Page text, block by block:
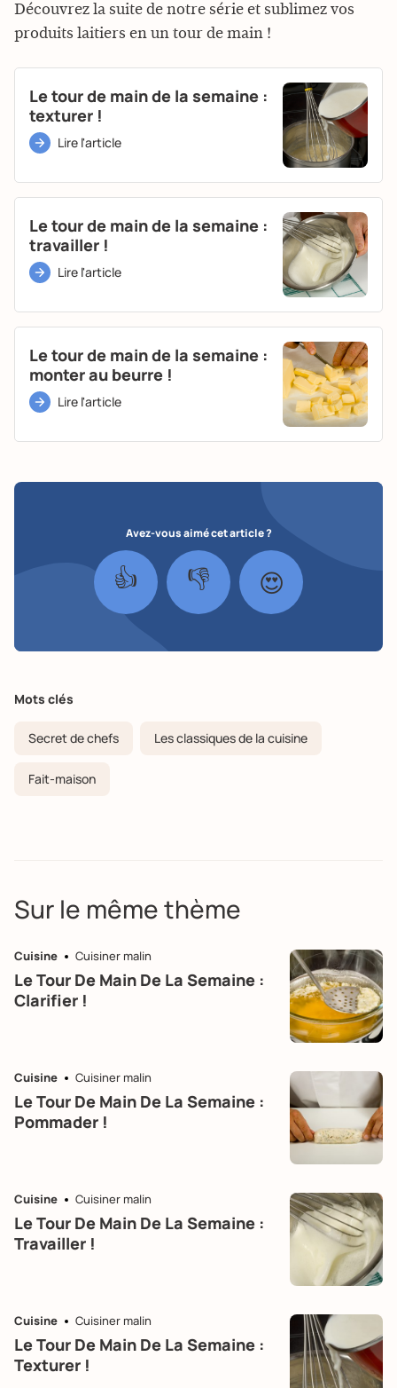
Découvrez la suite de notre série et sublimez vos
produits laitiers en un tour de main !
Le tour de main de la semaine :
texturer !
Lire l'article
Le tour de main de la semaine :
travailler !
Lire l'article
Le tour de main de la semaine :
monter au beurre !
Lire l'article
Avez-vous aimé cet article ?
👍 👎 😍
Mots clés
Secret de chefs Les classiques de la cuisine
Fait-maison
Sur le même thème
Cuisine Cuisiner malin
Le Tour De Main De La Semaine :
Clarifier !
Cuisine Cuisiner malin
Le Tour De Main De La Semaine :
Pommader !
Cuisine Cuisiner malin
Le Tour De Main De La Semaine :
Travailler !
Cuisine Cuisiner malin
Le Tour De Main De La Semaine :
Texturer !